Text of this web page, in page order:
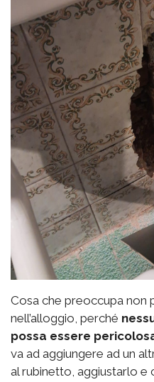
Cosa che preoccupa non
nell’alloggio, perché
possa essere
va ad aggiungere ad un
al rubinetto, aggiustarlo e